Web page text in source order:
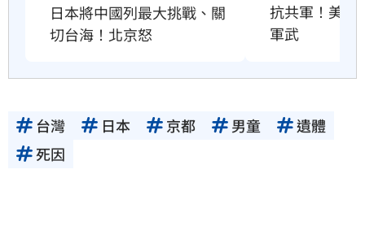
日本將中國列最大挑戰、關
切台海！北京怒
抗共軍！美國
軍武
台灣 日本 京都 男童
遺體
死因